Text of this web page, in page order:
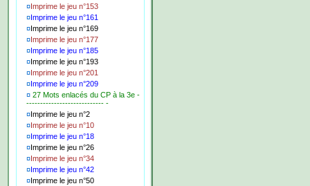
¤Imprime le jeu n°153
¤Imprime le jeu n°161
¤Imprime le jeu n°169
¤Imprime le jeu n°177
¤Imprime le jeu n°185
¤Imprime le jeu n°193
¤Imprime le jeu n°201
¤Imprime le jeu n°209
¤ 27 Mots enlacés du CP à la 3e -
---------------------------- -
¤Imprime le jeu n°2
¤Imprime le jeu n°10
¤Imprime le jeu n°18
¤Imprime le jeu n°26
¤Imprime le jeu n°34
¤Imprime le jeu n°42
¤Imprime le jeu n°50